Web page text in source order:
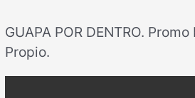
GUAPA POR DENTRO.
Propio.